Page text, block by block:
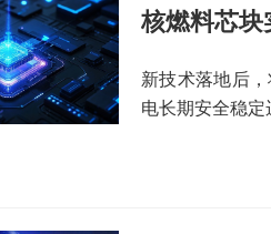
核燃料芯
新技术落地后
电长期安全稳定